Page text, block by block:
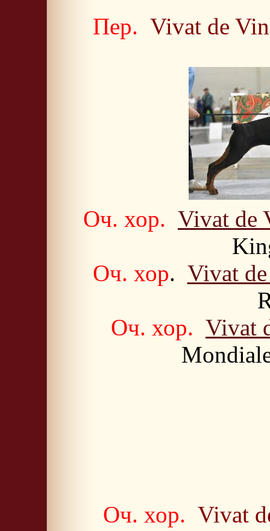
Пер. Vivat de
Оч. хор. Vivat de
Оч. хор. Vivat
Оч. хор. Vivat
Оч. хор. Vivat